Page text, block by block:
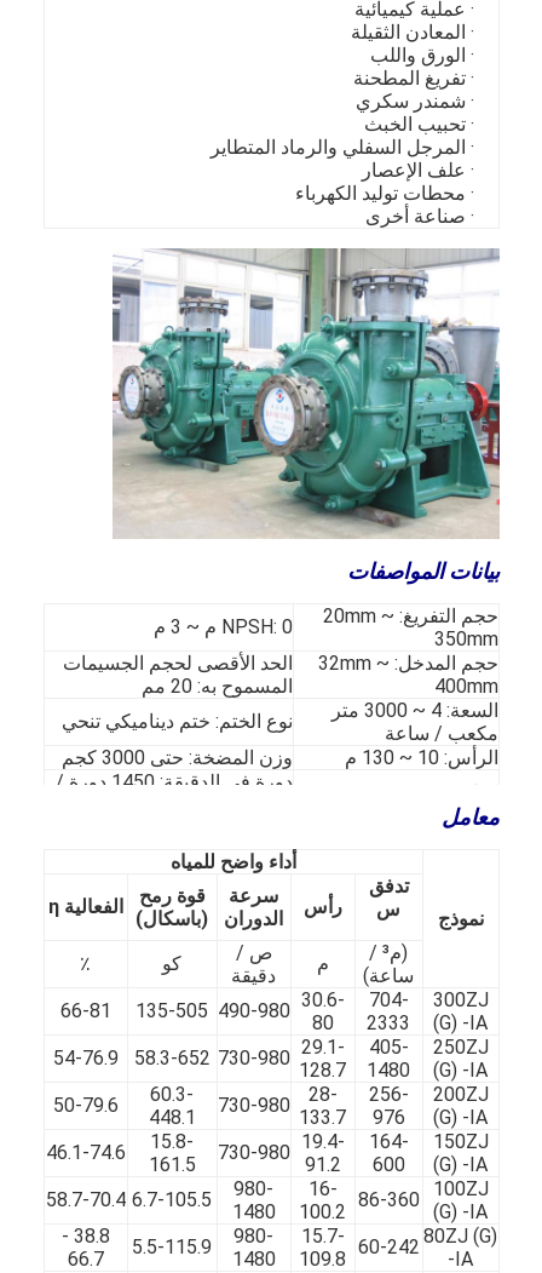
عرض الواقع الافتراضي
حولنا
جولة في المعمل
ضبط الجودة
جميع القضايا
Blog
الدردشة الآن
Ecer
مضخة الطين الأفقية
مضخة الطين العمودية
مضخة الطين الطرد المركزي
مضخة الطين الثقيلة
مضخة حرارة مصدر المياه
مضخة الحرارة المائية
مضخة حرارية لحمام السباحة
مضخة حرارة عالية الحرارة
مضخة طرد مركزي متعددة المراحل
مضخة الطرد المركزي العمودية
مضخة طرد مركزي أفقية
أجزاء مضخة الطين
· عملية كيميائية
· المعادن الثقيلة
· الورق واللب
· تفريغ المطحنة
· شمندر سكري
· تحبيب الخبث
· المرجل السفلي والرماد المتطاير
· علف الإعصار
· محطات توليد الكهرباء
· صناعة أخرى
بيانات المواصفات
حجم التفريغ: 20mm ~
350mm
NPSH: 0 م ~ 3 م
حجم المدخل: 32mm ~
400mm
الحد الأقصى لحجم الجسيمات
المسموح به: 20 مم
السعة: 4 ~ 3000 متر
مكعب / ساعة
نوع الختم: ختم ديناميكي تنحي
الرأس: 10 ~ 130 م
وزن المضخة: حتى 3000 كجم
دورة في الدقيقة: 1450 دورة /
معامل
نموذج
أداء واضح للمياه
تدفق
س
رأس
سرعة
الدوران
قوة رمح
(باسكال)
الفعالية η
(م³ /
ساعة)
م
ص /
دقيقة
كو
٪
300ZJ
(G) -IA
704-
2333
30.6-
80
490-980
135-505
66-81
250ZJ
(G) -IA
405-
1480
29.1-
128.7
730-980
58.3-652
54-76.9
200ZJ
(G) -IA
256-
976
28-
133.7
730-980
60.3-
448.1
50-79.6
150ZJ
(G) -IA
164-
600
19.4-
91.2
730-980
15.8-
161.5
46.1-74.6
100ZJ
(G) -IA
86-360
16-
100.2
980-
1480
6.7-105.5
58.7-70.4
80ZJ (G)
-IA
60-242
15.7-
109.8
980-
1480
5.5-115.9
38.8 -
66.7